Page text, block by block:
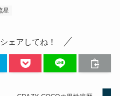
星
ェアしてね！